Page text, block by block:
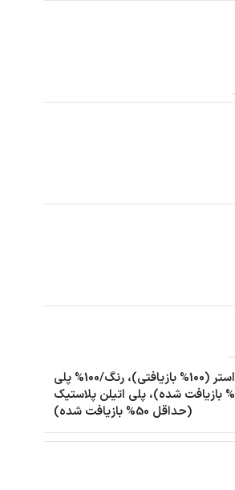
100% پلی استر (100% بازیافتی)، رنگ/100% پلی
استر (100% بازیافت شده)، پلی اتیلن پلاستیک
(حداقل 50% بازیافت شده)